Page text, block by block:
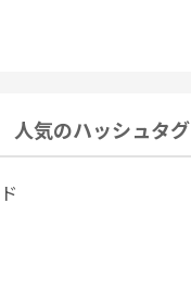
人気のハッシュタグ